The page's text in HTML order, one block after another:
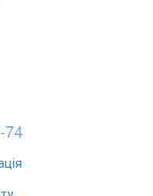
74